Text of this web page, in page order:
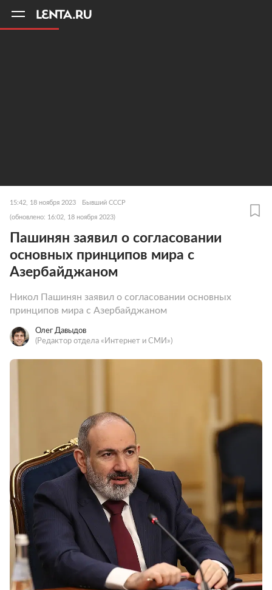
15:42, 18 ноября 2023 Бывший СССР
(обновлено: 16:02, 18 ноября 2023)
Пашинян заявил о согласовании
основных принципов мира с
Азербайджаном
Никол Пашинян заявил о согласовании основных
принципов мира с Азербайджаном
Олег Давыдов
(Редактор отдела «Интернет и СМИ»)